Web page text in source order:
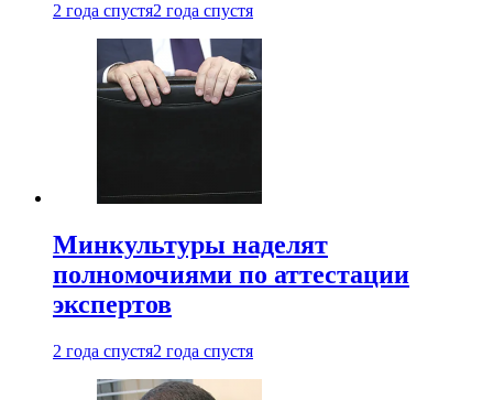
2 года спустя2 года спустя
Минкультуры наделят
полномочиями по аттестации
экспертов
2 года спустя2 года спустя